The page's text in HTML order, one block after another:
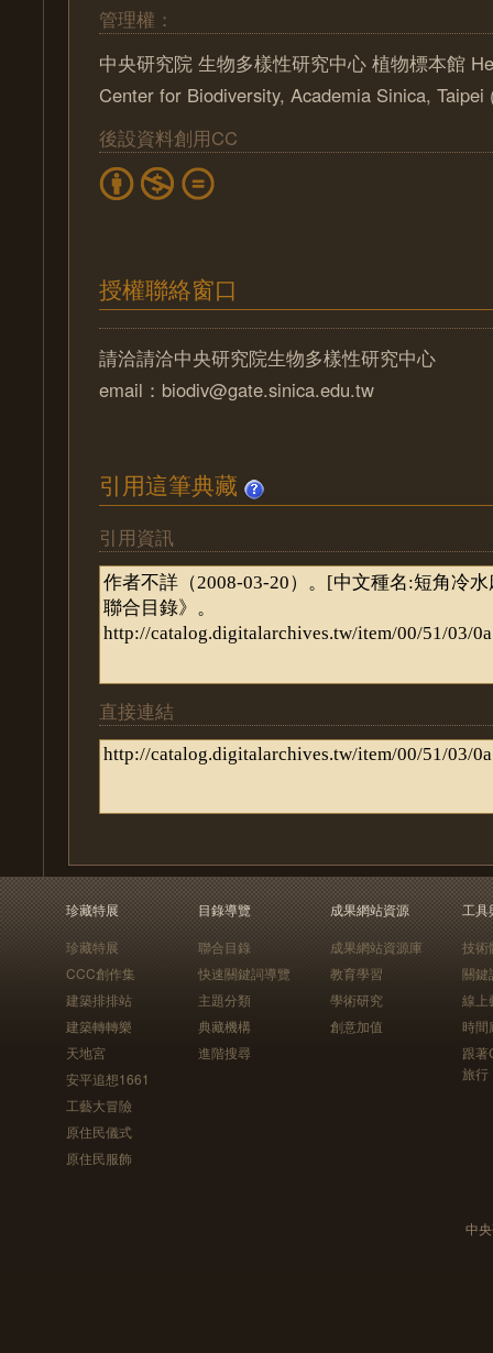
管理權：
中央研究院 生物多樣性研究中心 植物標本館
Center for Biodiversity, Academia Sinica, Taipei
後設資料創用CC
授權聯絡窗口
請洽請洽中央研究院生物多樣性研究中心
email：biodiv@gate.sinica.edu.tw
引用這筆典藏
引用資訊
直接連結
珍藏特展
珍藏特展
CCC創作集
建築排排站
建築轉轉樂
天地宮
安平追想1661
工藝大冒險
原住民儀式
原住民服飾
目錄導覽
聯合目錄
快速關鍵詞導覽
主題分類
典藏機構
進階搜尋
成果網站資源
成果網站資源庫
教育學習
學術研究
創意加值
工具
技術
關鍵
線上
時間
跟
旅行
中